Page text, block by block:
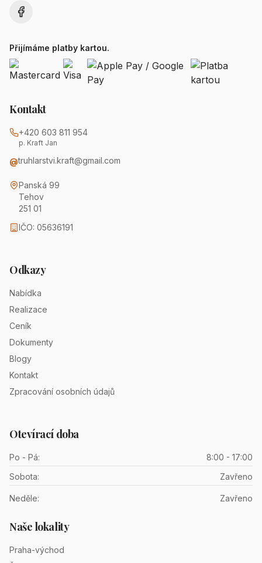
Přijímáme platby kartou.
Kontakt
+420 603 811 954
p. Kraft Jan
@truhlarstvi.kraft@gmail.com
Panská 99
Tehov
251 01
IČO: 05636191
Odkazy
Nabídka
Realizace
Ceník
Dokumenty
Blogy
Kontakt
Zpracování osobních údajů
Otevírací doba
Po - Pá:
8:00 - 17:00
Sobota:
Zavřeno
Neděle: Zavřeno
Naše lokality
Praha-východ